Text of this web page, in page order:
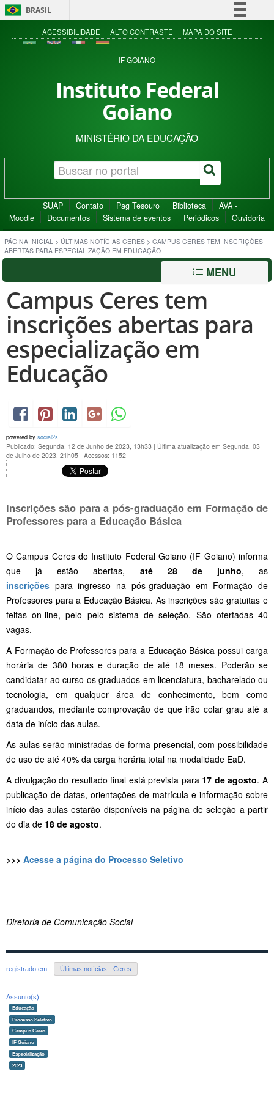
BRASIL
Simplifique!
Acesso à informação
ACESSIBILIDADE ALTO CONTRASTE MAPA DO SITE
IF GOIANO
Instituto Federal
Goiano
MINISTÉRIO DA EDUCAÇÃO
SUAP Contato Pag Tesouro Biblioteca
AVA -
Moodle
Documentos Sistema de eventos Periódicos Ouvidoria
PÁGINA INICIAL > ÚLTIMAS NOTÍCIAS CERES > CAMPUS CERES TEM INSCRIÇÕES
ABERTAS PARA ESPECIALIZAÇÃO EM EDUCAÇÃO
MENU
Campus Ceres tem
inscrições abertas para
especialização em
Educação
powered by social2s
Publicado: Segunda, 12 de Junho de 2023, 13h33 | Última atualização em Segunda, 03
de Julho de 2023, 21h05 | Acessos: 1152
Inscrições são para a pós-graduação em Formação de
Professores para a Educação Básica
O Campus Ceres do Instituto Federal Goiano (IF Goiano) informa
que já estão abertas, até 28 de junho, as
inscrições para ingresso na pós-graduação em Formação de
Professores para a Educação Básica. As inscrições são gratuitas e
feitas on-line, pelo pelo sistema de seleção. São ofertadas 40
vagas.
A Formação de Professores para a Educação Básica possui carga
horária de 380 horas e duração de até 18 meses. Poderão se
candidatar ao curso os graduados em licenciatura, bacharelado ou
tecnologia, em qualquer área de conhecimento, bem como
graduandos, mediante comprovação de que irão colar grau até a
data de início das aulas.
As aulas serão ministradas de forma presencial, com possibilidade
de uso de até 40% da carga horária total na modalidade EaD.
A divulgação do resultado final está prevista para 17 de agosto. A
publicação de datas, orientações de matrícula e informação sobre
início das aulas estarão disponíveis na página de seleção a partir
do dia de 18 de agosto.
>>> Acesse a página do Processo Seletivo
Diretoria de Comunicação Social
registrado em: Últimas notícias - Ceres
Assunto(s):
Educação
Processo Seletivo
Campus Ceres
IF Goiano
Especialização
2023